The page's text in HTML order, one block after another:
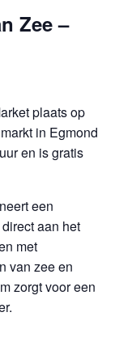
Zee –
plaats op
in Egmond
en is gratis
een
aan het
met
van zee en
zorgt voor een